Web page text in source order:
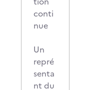
conti
nue
Un
repré
senta
nt du